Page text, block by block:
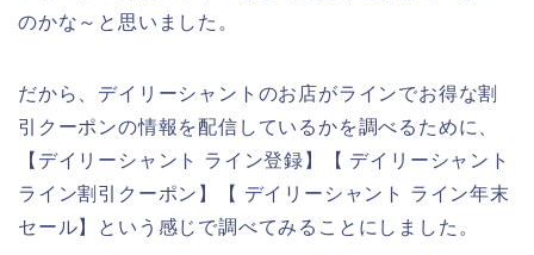
のかな～と思いました。
だから、デイリーシャントのお店がラインでお得な割
引クーポンの情報を配信しているかを調べるために、
【デイリーシャント ライン登録】【 デイリーシャント
ライン割引クーポン】【 デイリーシャント ライン年末
セール】という感じで調べてみることにしました。